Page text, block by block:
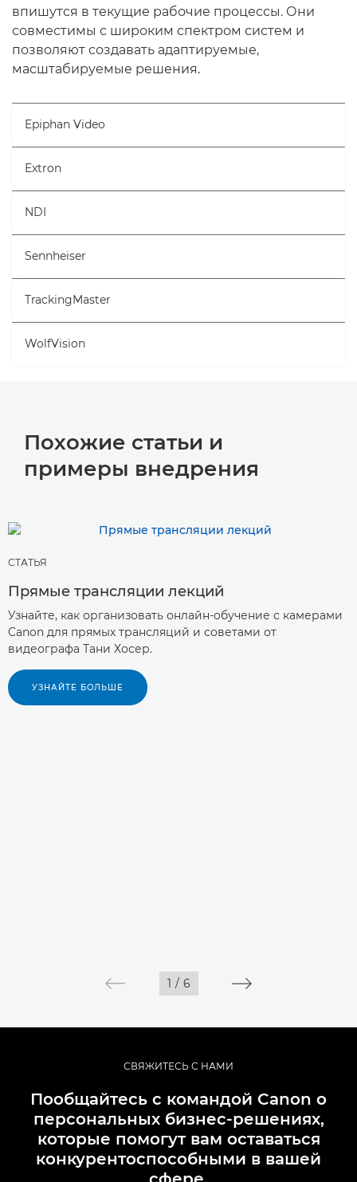
впишутся в текущие рабочие процессы. Они
совместимы с широким спектром систем и
позволяют создавать адаптируемые,
масштабируемые решения.
Epiphan Video
Extron
NDI
Sennheiser
TrackingMaster
WolfVision
Похожие статьи и
примеры внедрения
СТАТЬЯ
Прямые трансляции лекций
Узнайте, как организовать онлайн-обучение с камерами
Canon для прямых трансляций и советами от
видеографа Тани Хосер.
УЗНАЙТЕ БОЛЬШЕ
1 / 6
СВЯЖИТЕСЬ С НАМИ
Пообщайтесь с командой Canon о
персональных бизнес-решениях,
которые помогут вам оставаться
конкурентоспособными в вашей